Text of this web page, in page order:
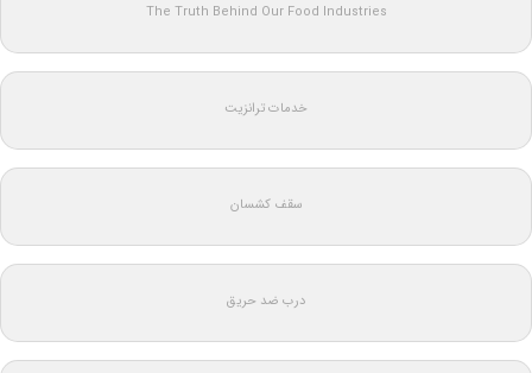
The Truth Behind Our Food Industries
خدمات ترانزیت
سقف کشسان
درب ضد حریق